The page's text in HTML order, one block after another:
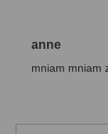
anne
mniam mniam